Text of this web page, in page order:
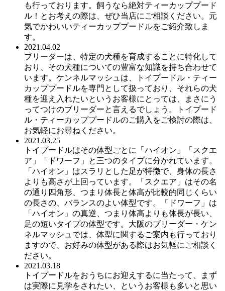
も行っております。飼うなら絶対ティーカッププード
ル！とお考えの際は、ぜひ当店にご相談ください。元
気でかわいいティーカッププードルをご紹介致しま
す。
2021.04.02
ブリーダーは、特定の犬種を育成することに特化して
おり、その犬種についての豊富な知識を持ち合わせて
います。ケンネルマッシュは、トイプードル・ティー
カッププードルを専門として扱っており、それらの犬
種を迎え入れたいというお客様にとっては、まさにう
ってつけのブリーダーと言えるでしょう。トイプード
ル・ティーカッププードルのご購入をご検討の際は、
お気軽にお尋ねください。
2021.03.25
トイプードルはその体型ごとに「ハイオン」「スクエ
ア」「ドワーフ」と三つのタイプに分かれています。
「ハイオン」はスラリとした足が特徴で、身体の長さ
よりも高さが上回っています。「スクエア」はその名
の通り四角形、つまり体長と体高が比較的同じくらい
の長さの、バランスのよい体型です。「ドワーフ」は
「ハイオン」の真逆、つまり体高よりも体長が長い、
足の短いタイプの体型です。大阪のブリーダー・ケン
ネルマッシュでは、体型に関するご案内も行っており
ますので、お好みの体型がある際はお気軽にご相談く
ださい。
2021.03.18
トイプードルをおうちにお迎えするに当たって、まず
は実際に見学をされたい、というお客様も多いと思い